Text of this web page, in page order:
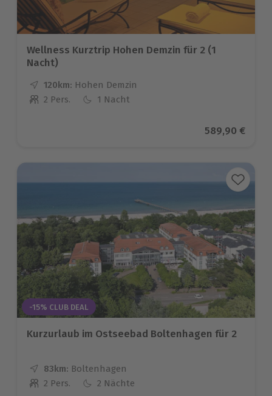
Wellness Kurztrip Hohen Demzin für 2 (1
Nacht)
120km: Entfernung
Standort
Hohen Demzin
Anzahl der Teilnehmer
2 Pers. 1 Nacht
Aktueller
589,90 €
-15% CLUB DEAL
Kurzurlaub im Ostseebad Boltenhagen für 2
83km: Entfernung
Standort
Boltenhagen
Anzahl der Teilnehmer
2 Pers. 2 Nächte